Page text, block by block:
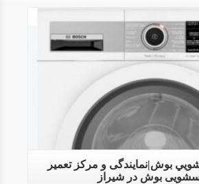
Details
بوش|نمایندگی و مرکز تعمیر
بوش در شیراز